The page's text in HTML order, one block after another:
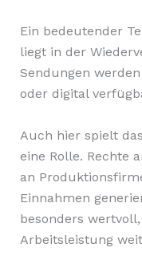
Ein bedeutender
liegt in der
Sendungen
oder digital
Auch hier spielt das
eine Rolle. Rechte
an
Einnahmen
besonders
Arbeitsleistung